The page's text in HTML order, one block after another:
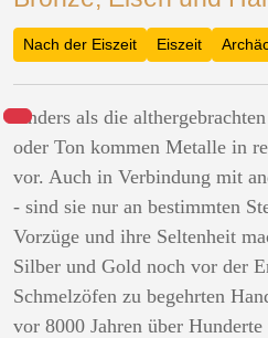
Nach der Eiszeit Eiszeit
Anders als die
oder Ton kommen Metalle in
vor. Auch in Verbindung mit
- sind sie nur an bestimmten
Vorzüge und ihre Seltenheit
Silber und Gold noch vor der
Schmelzöfen zu begehrten
vor 8000 Jahren über